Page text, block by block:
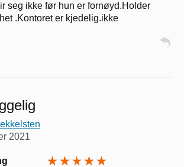
seg ikke før hun er fornøyd.Holder
.Kontoret er kjedelig.ikke
2021